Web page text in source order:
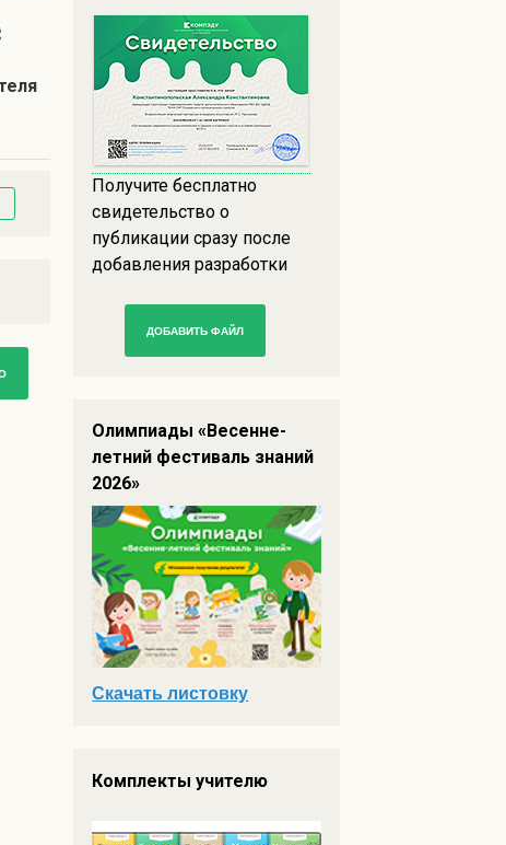
Получите бесплатно
свидетельство о
публикации сразу после
добавления разработки
ДОБАВИТЬ ФАЙЛ
Олимпиады «Весенне-
летний фестиваль знаний
2026»
Скачать листовку
Комплекты учителю